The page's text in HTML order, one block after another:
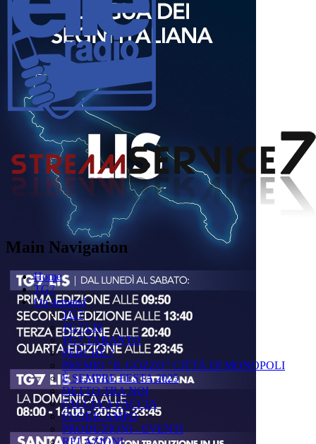
Main Navigation
Home
TG7
On demand
TG7
TG7 LIS
TG7 TARANTO
PERCHÉ ?
PREMIO "IL GOZZO" CITTÀ DI MONOPOLI
È SEMPRE FESTA 2025
DETTO TRA NOI
FACCIA A FACCIA
FUORICAMPO
PRODUZIONI - EVENTI